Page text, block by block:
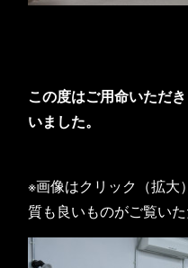
この度はご用命いただ
いました。
※画像はクリック（拡大
質も良いものがご覧いた